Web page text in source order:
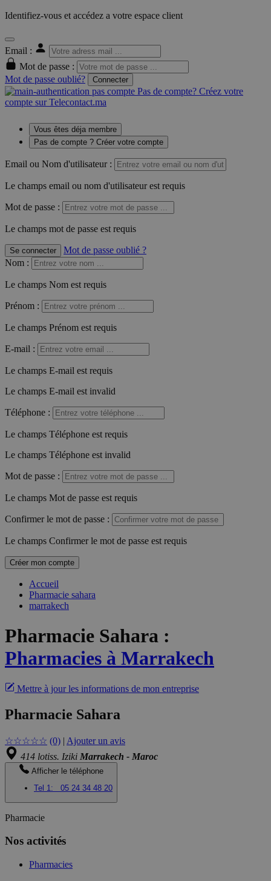
Identifiez-vous et accédez a votre espace client
Email :
Mot de passe :
Mot de passe oublié?
Connecter
Pas de compte? Créez votre
compte sur Telecontact.ma
Vous êtes déja membre
Pas de compte ? Créer votre compte
Email ou Nom d'utilisateur :
Le champs email ou nom d'utilisateur est requis
Mot de passe :
Le champs mot de passe est requis
Se connecter
Mot de passe oublié ?
Nom :
Le champs Nom est requis
Prénom :
Le champs Prénom est requis
E-mail :
Le champs E-mail est requis
Le champs E-mail est invalid
Téléphone :
Le champs Téléphone est requis
Le champs Téléphone est invalid
Mot de passe :
Le champs Mot de passe est requis
Confirmer le mot de passe :
Le champs Confirmer le mot de passe est requis
Créer mon compte
Accueil
Pharmacie sahara
marrakech
Pharmacie Sahara :
Pharmacies à Marrakech
Mettre à jour les informations de mon entreprise
Pharmacie Sahara
☆☆☆☆☆ (0) | Ajouter un avis
414 lotiss. Iziki Marrakech - Maroc
Afficher le téléphone
Tel 1:
05 24 34 48 20
Pharmacie
Nos activités
Pharmacies